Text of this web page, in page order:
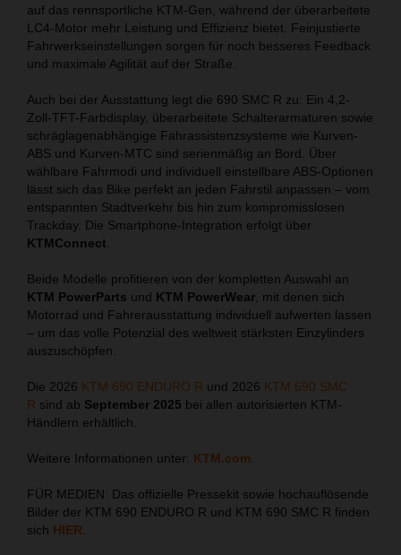
auf das rennsportliche KTM-Gen, während der überarbeitete
LC4-Motor mehr Leistung und Effizienz bietet. Feinjustierte
Fahrwerkseinstellungen sorgen für noch besseres Feedback
und maximale Agilität auf der Straße.
Auch bei der Ausstattung legt die 690 SMC R zu: Ein 4,2-
Zoll-TFT-Farbdisplay, überarbeitete Schalterarmaturen sowie
schräglagenabhängige Fahrassistenzsysteme wie Kurven-
ABS und Kurven-MTC sind serienmäßig an Bord. Über
wählbare Fahrmodi und individuell einstellbare ABS-Optionen
lässt sich das Bike perfekt an jeden Fahrstil anpassen – vom
entspannten Stadtverkehr bis hin zum kompromisslosen
Trackday. Die Smartphone-Integration erfolgt über
KTMConnect
Beide Modelle profitieren von der kompletten Auswahl an
KTM PowerParts und KTM PowerWear , mit denen sich
Motorrad und Fahrerausstattung individuell aufwerten lassen
– um das volle Potenzial des weltweit stärksten Einzylinders
auszuschöpfen.
Die 2026 KTM 690 ENDURO R und 2026 KTM 690 SMC
R sind ab September 2025 bei allen autorisierten KTM-
Händlern erhältlich.
Weitere Informationen unter: KTM.com
FÜR MEDIEN: Das offizielle Pressekit sowie hochauflösende
Bilder der KTM 690 ENDURO R und KTM 690 SMC R finden
sich HIER